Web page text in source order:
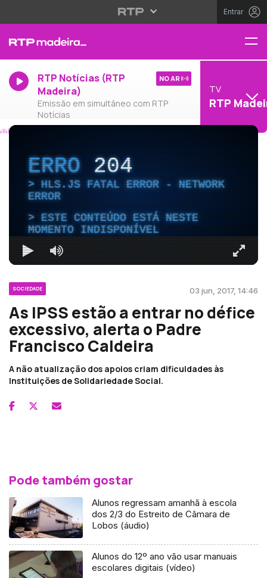
Entrar
RTP Notícias (RTP
Madeira)
Emissão em simultâneo com RTP
Notícias
NO AR
TV
RTP
ERRO204
HLS.JS FATAL ERROR - NETWORK
ERROR
ESTE CONTEÚDO ESTÁ NESTE
MOMENTO INDISPONÍVEL
SOCIEDADE 03 jun, 2017, 14:46
As IPSS estão a entrar no défice
excessivo, alerta o Padre
Francisco Caldeira
A não atualização dos apoios criam dificuldades às
Instituições de Solidariedade Social.
Pode também gostar
Alunos regressam amanhã à escola
dos 2/3 do Estreito de Câmara de
Lobos (áudio)
Alunos do 12º ano vão usar manuais
escolares digitais (vídeo)